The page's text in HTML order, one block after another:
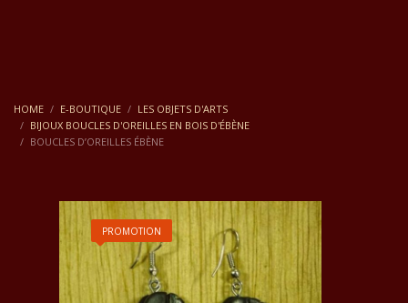
HOME E-BOUTIQUE
LES OBJETS D'ARTS
BIJOUX BOUCLES D'OREILLES EN BOIS D'ÉBÈNE
BOUCLES D’OREILLES ÉBÈNE
PROMOTION